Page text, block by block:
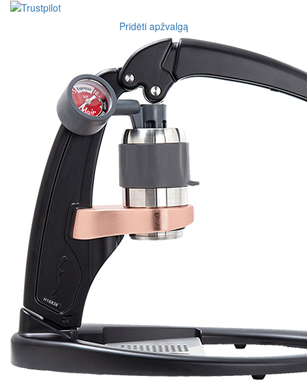
Pridėti apžvalgą